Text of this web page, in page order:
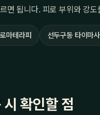
면 됩니다. 피로 부위와 강
마테라피 선두구동 타이마사
확인할 점